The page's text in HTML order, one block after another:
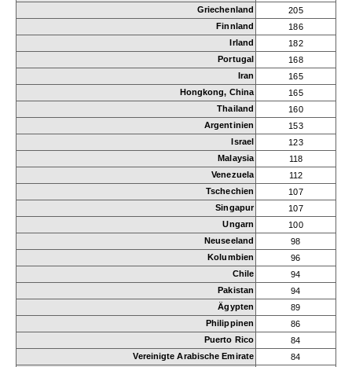
Griechenland
205
Finnland
186
Irland
182
Portugal
168
Iran
165
Hongkong, China
165
Thailand
160
Argentinien
153
Israel
123
Malaysia
118
Venezuela
112
Tschechien
107
Singapur
107
Ungarn
100
Neuseeland
98
Kolumbien
96
Chile
94
Pakistan
94
Ägypten
89
Philippinen
86
Puerto Rico
84
Vereinigte Arabische Emirate
84